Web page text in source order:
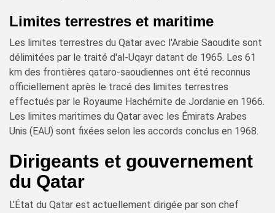
Limites terrestres et maritime
Les limites terrestres du Qatar avec l'Arabie Saoudite sont
délimitées par le traité d'al-Uqayr datant de 1965. Les 61
km des frontières qataro-saoudiennes ont été reconnus
officiellement après le tracé des limites terrestres
effectués par le Royaume Hachémite de Jordanie en 1966.
Les limites maritimes du Qatar avec les Émirats Arabes
Unis (EAU) sont fixées selon les accords conclus en 1968.
Dirigeants et gouvernement
du Qatar
L’État du Qatar est actuellement dirigée par son chef